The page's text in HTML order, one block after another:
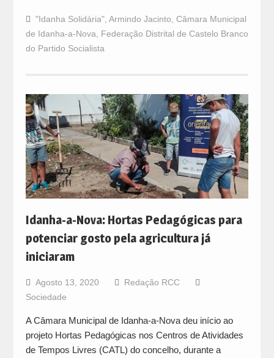
"Idanha Solidária", Armindo Jacinto, Câmara Municipal
de Idanha-a-Nova, Federação Distrital de Castelo Branco
do Partido Socialista
Idanha-a-Nova: Hortas Pedagógicas para
potenciar gosto pela agricultura já
iniciaram
Agosto 13, 2020
Redação RCC
Sociedade
A Câmara Municipal de Idanha-a-Nova deu início ao
projeto Hortas Pedagógicas nos Centros de Atividades
de Tempos Livres (CATL) do concelho, durante a